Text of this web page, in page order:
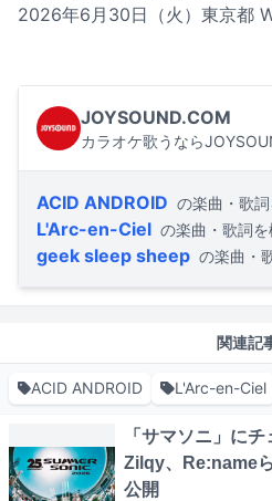
2026年6月30日（火）東京都
JOYSOUND.COM
カラオケ歌うなら
ACID ANDROID の楽曲・歌
L'Arc-en-Ciel の楽曲・歌詞
geek sleep sheep の楽曲・
関連記
ACID ANDROID L'Arc-en-Ciel
「サマソニ」に
Zilqy、Re:name
公開